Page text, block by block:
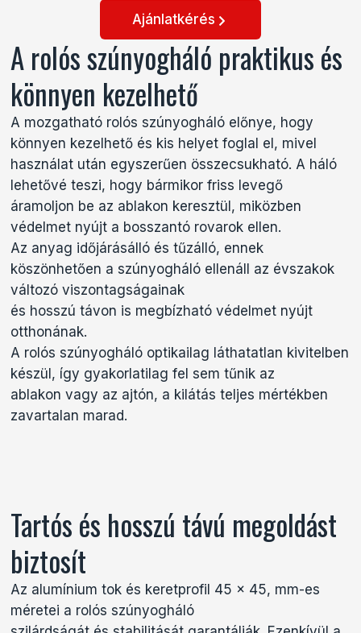
A mozgatható rolós szúnyogháló előnye, hogy
könnyen kezelhető és kis helyet foglal el, mivel
használat után egyszerűen összecsukható. A háló
lehetővé teszi, hogy bármikor friss levegő
áramoljon be az ablakon keresztül, miközben
védelmet nyújt a bosszantó rovarok ellen.
Az anyag időjárásálló és tűzálló, ennek
köszönhetően a szúnyogháló ellenáll az évszakok
változó viszontagságainak
és hosszú távon is megbízható védelmet nyújt
otthonának.
A rolós szúnyogháló optikailag láthatatlan kivitelben
készül, így gyakorlatilag fel sem tűnik az
ablakon vagy az ajtón, a kilátás teljes mértékben
zavartalan marad.
A rolós szúnyogháló praktikus és
könnyen kezelhető
Ajánlatkérés
Az alumínium tok és keretprofil 45 x 45, mm-es
méretei a rolós szúnyogháló
Tartós és hosszú távú megoldást
biztosít